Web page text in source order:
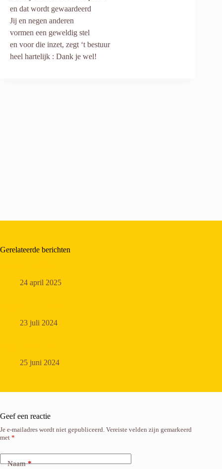
en dat wordt gewaardeerd
Jij en negen anderen
vormen een geweldig stel
en voor die inzet, zegt ‘t bestuur
heel hartelijk : Dank je wel!
Gerelateerde berichten
24 april 2025
23 juli 2024
25 juni 2024
Geef een reactie
Je e-mailadres wordt niet gepubliceerd. Vereiste velden zijn gemarkeerd
met *
Naam*